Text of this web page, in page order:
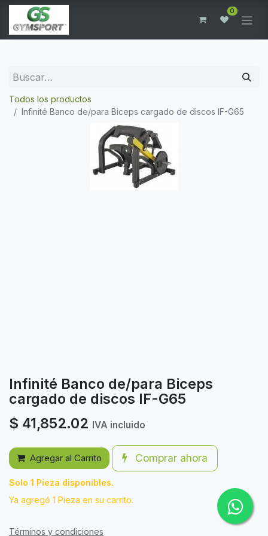
0
Todos los productos
Infinité Banco de/para Biceps cargado de discos IF-G65
Infinité Banco de/para Biceps
cargado de discos IF-G65
$ 41,852.02 IVA incluido
Agregar al Carrito Comprar ahora
Solo 1 Pieza disponibles.
Ya agregó 1 Pieza en su carrito.
Términos y condiciones